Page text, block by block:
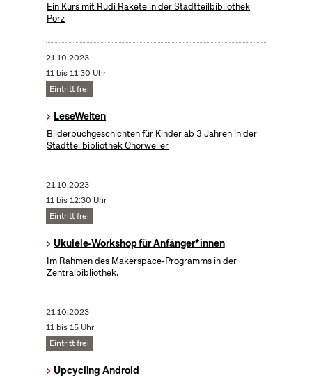
Ein Kurs mit Rudi Rakete in der Stadtteilbibliothek
Porz
21.10.2023
11 bis 11:30 Uhr
Eintritt frei
LeseWelten
Bilderbuchgeschichten für Kinder ab 3 Jahren in der
Stadtteilbibliothek Chorweiler
21.10.2023
11 bis 12:30 Uhr
Eintritt frei
Ukulele-Workshop für Anfänger*innen
Im Rahmen des Makerspace-Programms in der
Zentralbibliothek.
21.10.2023
11 bis 15 Uhr
Eintritt frei
Upcycling Android